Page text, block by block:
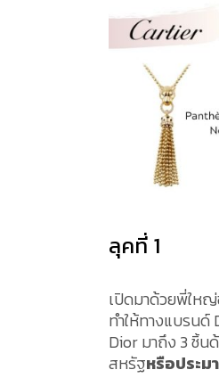
ลุคที่ 1
เปิดมาด้วยพี่ใหญ่
ทำให้ทางแบรนด์
Dior มาถึง 3 ชิ้
สหรัฐหรือประ